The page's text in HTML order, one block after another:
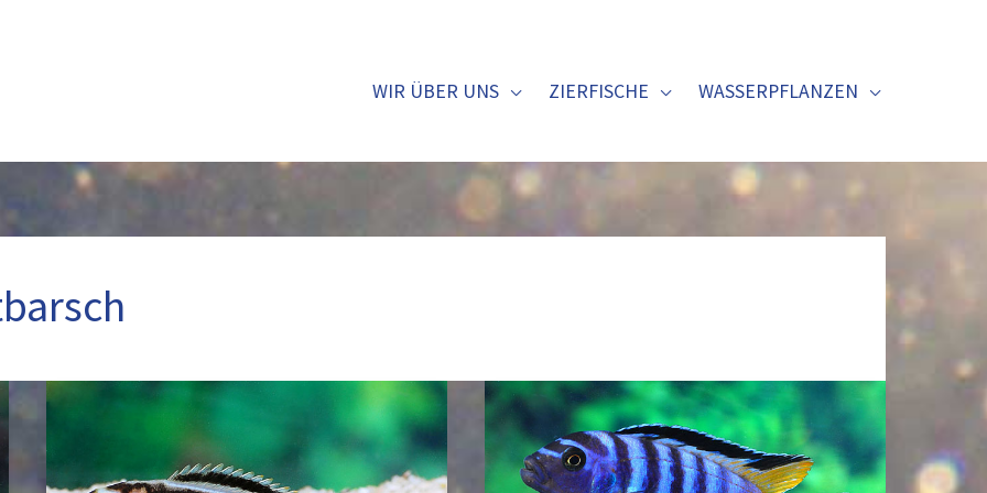
WIR ÜBER UNS ZIERFISCHE WASSERPFLANZEN
Türkisgoldbarsch
Melanochromis
Schmalbarsch
–
Pseudotropheus